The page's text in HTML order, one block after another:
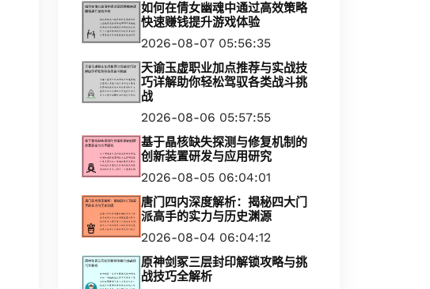
如何在倩女幽魂中通过高效策略
快速赚钱提升游戏体验
2026-08-07 05:56:35
天谕玉虚职业加点推荐与实战技
巧详解助你轻松驾驭各类战斗挑
战
2026-08-06 05:57:55
基于晶核缺失探测与修复机制的
创新装置研发与应用研究
2026-08-05 06:04:01
唐门四内深度解析：揭秘四大门
派高手的实力与历史渊源
2026-08-04 06:04:12
原神剑冢三层封印解锁攻略与挑
战技巧全解析